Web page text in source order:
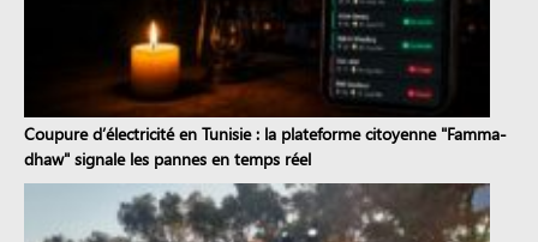
Coupure d’électricité en Tunisie : la plateforme citoyenne "Famma-
dhaw" signale les pannes en temps réel